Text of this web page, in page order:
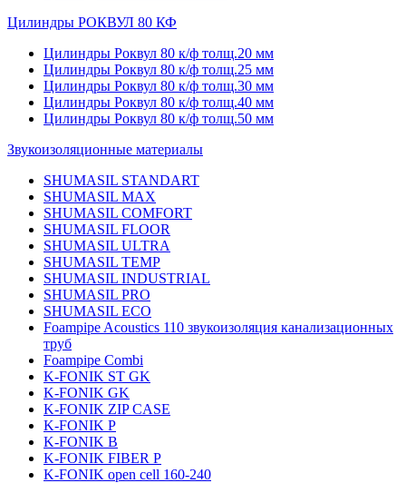
Цилиндры РОКВУЛ 80 КФ
Цилиндры Роквул 80 к/ф толщ.20 мм
Цилиндры Роквул 80 к/ф толщ.25 мм
Цилиндры Роквул 80 к/ф толщ.30 мм
Цилиндры Роквул 80 к/ф толщ.40 мм
Цилиндры Роквул 80 к/ф толщ.50 мм
Звукоизоляционные материалы
SHUMASIL STANDART
SHUMASIL MAX
SHUMASIL COMFORT
SHUMASIL FLOOR
SHUMASIL ULTRA
SHUMASIL TEMP
SHUMASIL INDUSTRIAL
SHUMASIL PRO
SHUMASIL ECO
Foampipe Acoustics 110 звукоизоляция канализационных
труб
Foampipe Combi
K-FONIK ST GK
K-FONIK GK
K-FONIK ZIP CASE
K-FONIK P
K-FONIK B
K-FONIK FIBER P
K-FONIK open cell 160-240